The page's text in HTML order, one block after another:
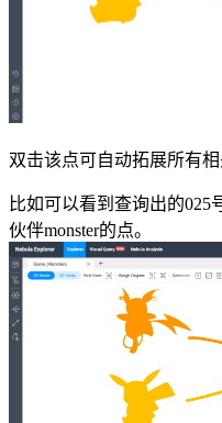
双击该点可自动拓展所有
比如可以看到查询出的025
伙伴monster的点。